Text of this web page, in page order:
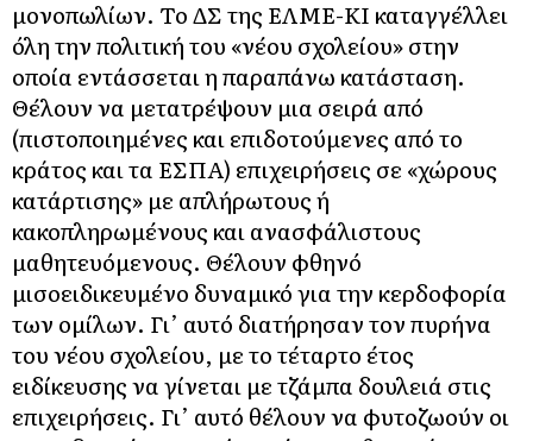
μονοπωλίων. Το ΔΣ της ΕΛΜΕ-ΚΙ καταγγέλλει
όλη την πολιτική του «νέου σχολείου» στην
οποία εντάσσεται η παραπάνω κατάσταση.
Θέλουν να μετατρέψουν μια σειρά από
(πιστοποιημένες και επιδοτούμενες από το
κράτος και τα ΕΣΠΑ) επιχειρήσεις σε «χώρους
κατάρτισης» με απλήρωτους ή
κακοπληρωμένους και ανασφάλιστους
μαθητευόμενους. Θέλουν φθηνό
μισοειδικευμένο δυναμικό για την κερδοφορία
των ομίλων. Γι’ αυτό διατήρησαν τον πυρήνα
του νέου σχολείου, με το τέταρτο έτος
ειδίκευσης να γίνεται με τζάμπα δουλειά στις
επιχειρήσεις. Γι’ αυτό θέλουν να φυτοζωούν οι